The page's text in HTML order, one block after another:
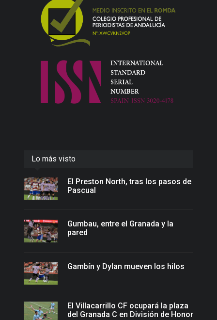
Lo más visto
El Preston North, tras los pasos de
Pascual
Gumbau, entre el Granada y la
pared
Gambín y Dylan mueven los hilos
El Villacarrillo CF ocupará la plaza
del Granada C en División de Honor